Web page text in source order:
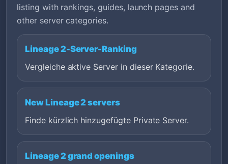
listing with rankings, guides, launch pages and
other server categories.
Lineage 2-Server-Ranking
Vergleiche aktive Server in dieser Kategorie.
New Lineage 2 servers
Finde kürzlich hinzugefügte Private Server.
Lineage 2 grand openings